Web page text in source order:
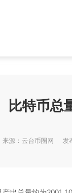
比特币总
来源：云台币圈网 发